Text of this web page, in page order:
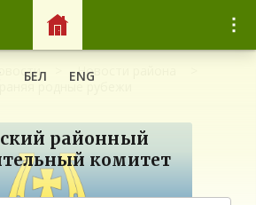
районный
комитет
БЕЛ ENG
Новости района
родные рубежи